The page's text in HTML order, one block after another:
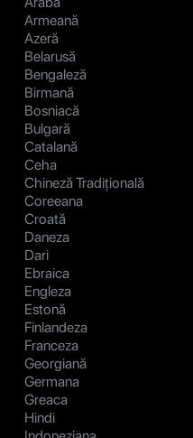
Armeană
Azeră
Belarusă
Bengaleză
Birmană
Bosniacă
Bulgară
Catalană
Ceha
Chineză Tradițională
Coreeana
Croată
Daneza
Dari
Ebraica
Engleza
Estonă
Finlandeza
Franceza
Georgiană
Germana
Greaca
Hindi